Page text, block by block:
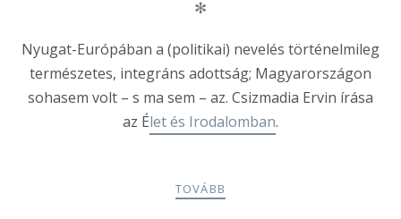
✻
Nyugat-Európában a (politikai) nevelés történelmileg
természetes, integráns adottság; Magyarországon
sohasem volt – s ma sem – az. Csizmadia Ervin írása
az Élet és Irodalomban.
TOVÁBB